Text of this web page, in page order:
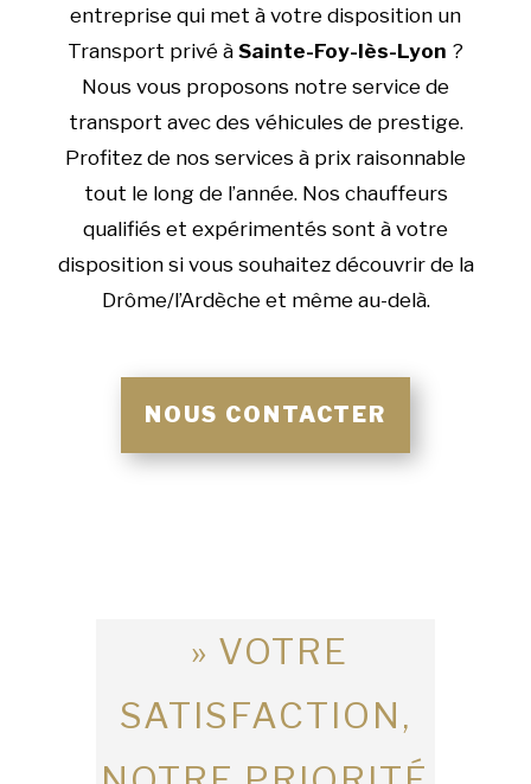
entreprise qui met à votre disposition un
Transport privé à Sainte-Foy-lès-Lyon ?
Nous vous proposons notre service de
transport avec des véhicules de prestige.
Profitez de nos services à prix raisonnable
tout le long de l’année. Nos chauffeurs
qualifiés et expérimentés sont à votre
disposition si vous souhaitez découvrir de la
Drôme/l’Ardèche et même au-delà.
NOUS CONTACTER
» VOTRE
SATISFACTION,